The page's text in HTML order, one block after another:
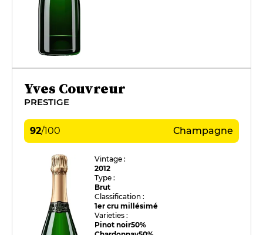
Yves Couvreur
PRESTIGE
92/100 Champagne
Vintage :
2012
Type :
Brut
Classification :
1er cru millésimé
Varieties :
Pinot noir50%